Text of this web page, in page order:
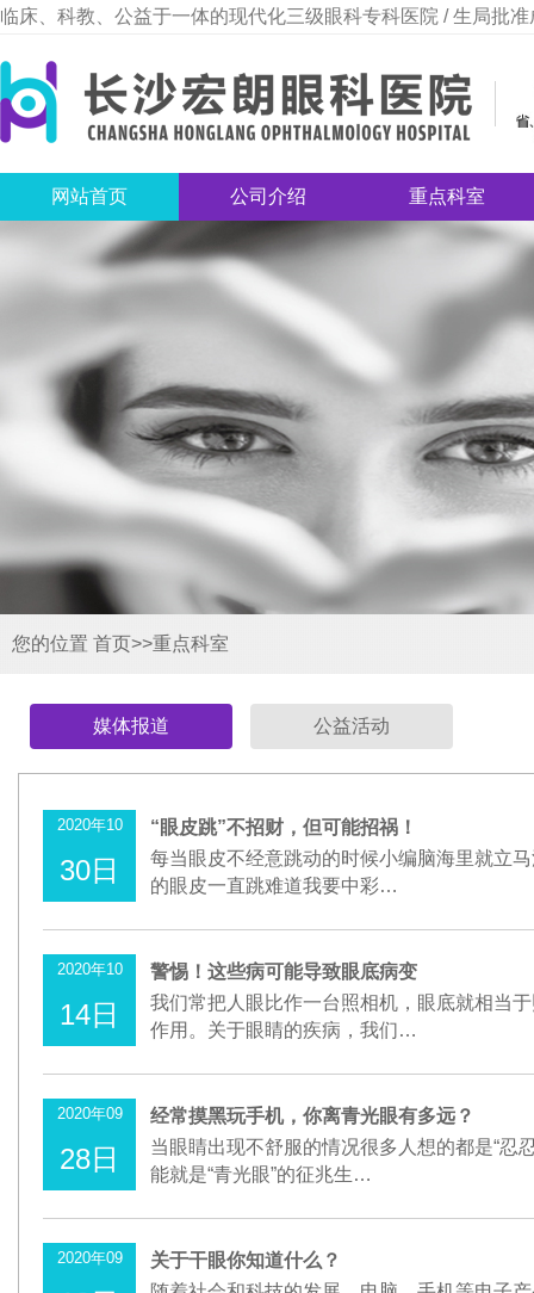
临床、科教、公益于一体的现代化三级眼科专科医院 / 生局批
网站首页 公司介绍 重点科室
您的位置 首页>>重点科室
媒体报道 公益活动
2020年10
30日
“眼皮跳”不招财，但可能招祸！
每当眼皮不经意跳动的时候小编脑海里就立
的眼皮一直跳难道我要中彩…
2020年10
14日
警惕！这些病可能导致眼底病变
我们常把人眼比作一台照相机，眼底就相当
作用。关于眼睛的疾病，我们…
2020年09
28日
经常摸黑玩手机，你离青光眼有多远？
当眼睛出现不舒服的情况很多人想的都是“忍
能就是“青光眼”的征兆生…
2020年09
关于干眼你知道什么？
罗知卫